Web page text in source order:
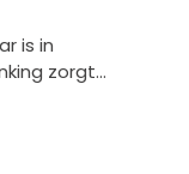
is in
zorgt…